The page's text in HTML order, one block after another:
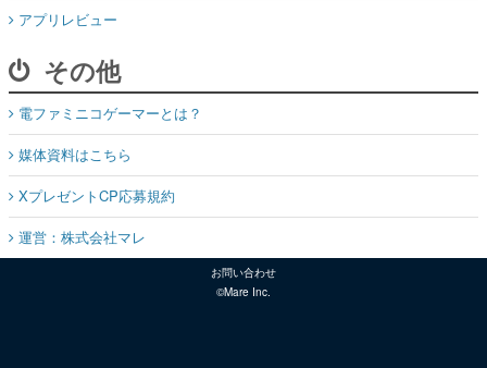
アプリレビュー
その他
電ファミニコゲーマーとは？
媒体資料はこちら
XプレゼントCP応募規約
運営：株式会社マレ
お問い合わせ
©Mare Inc.